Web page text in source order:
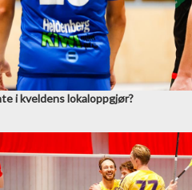
i kveldens lokaloppgjør?